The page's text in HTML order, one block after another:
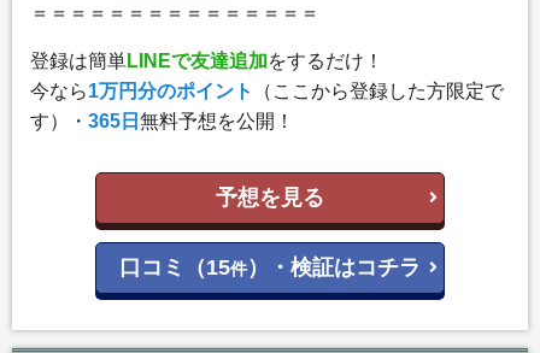
＝＝＝＝＝＝＝＝＝＝＝＝＝＝＝
登録は簡単LINEで友達追加をするだけ！
今なら1万円分のポイント
（ここから登録した方限定で
す）・ 365日 無料予想を公開！
予想を見る
口コミ（15件）・検証はコチラ